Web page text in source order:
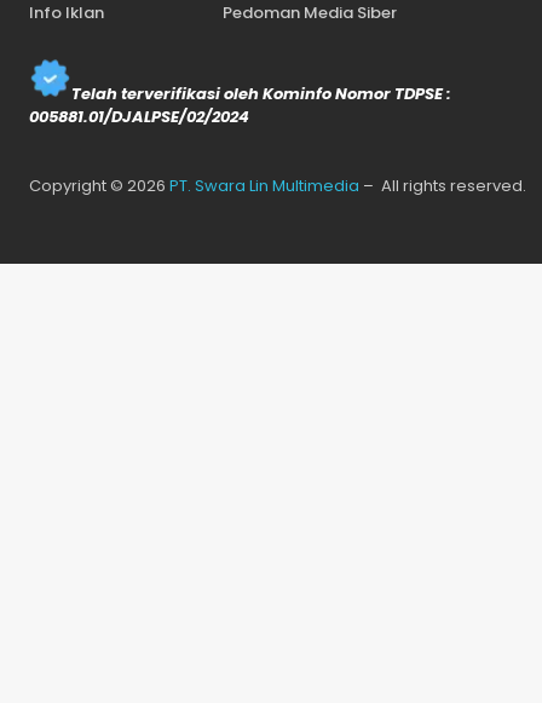
Info Iklan
Pedoman Media Siber
Telah terverifikasi oleh Kominfo Nomor TDPSE :
005881.01/DJALPSE/02/2024
Copyright © 2026 PT. Swara Lin Multimedia – All rights reserved.